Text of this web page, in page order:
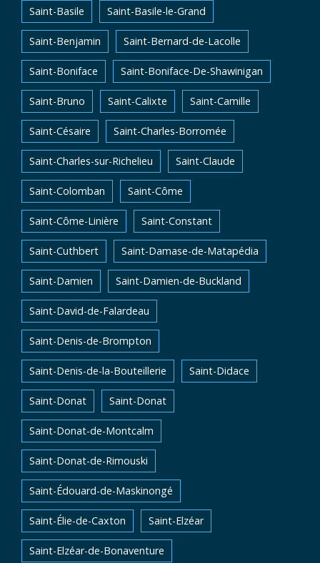
Saint-Basile Saint-Basile-le-Grand
Saint-Benjamin Saint-Bernard-de-Lacolle
Saint-Boniface Saint-Boniface-De-Shawinigan
Saint-Bruno Saint-Calixte Saint-Camille
Saint-Césaire Saint-Charles-Borromée
Saint-Charles-sur-Richelieu Saint-Claude
Saint-Colomban Saint-Côme
Saint-Côme-Linière Saint-Constant
Saint-Cuthbert Saint-Damase-de-Matapédia
Saint-Damien Saint-Damien-de-Buckland
Saint-David-de-Falardeau
Saint-Denis-de-Brompton
Saint-Denis-de-la-Bouteillerie Saint-Didace
Saint-Donat Saint-Donat
Saint-Donat-de-Montcalm
Saint-Donat-de-Rimouski
Saint-Édouard-de-Maskinongé
Saint-Élie-de-Caxton Saint-Elzéar
Saint-Elzéar-de-Bonaventure